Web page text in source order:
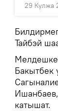
29 Кулжа
Тайбэй
Бакытбек
катышат.